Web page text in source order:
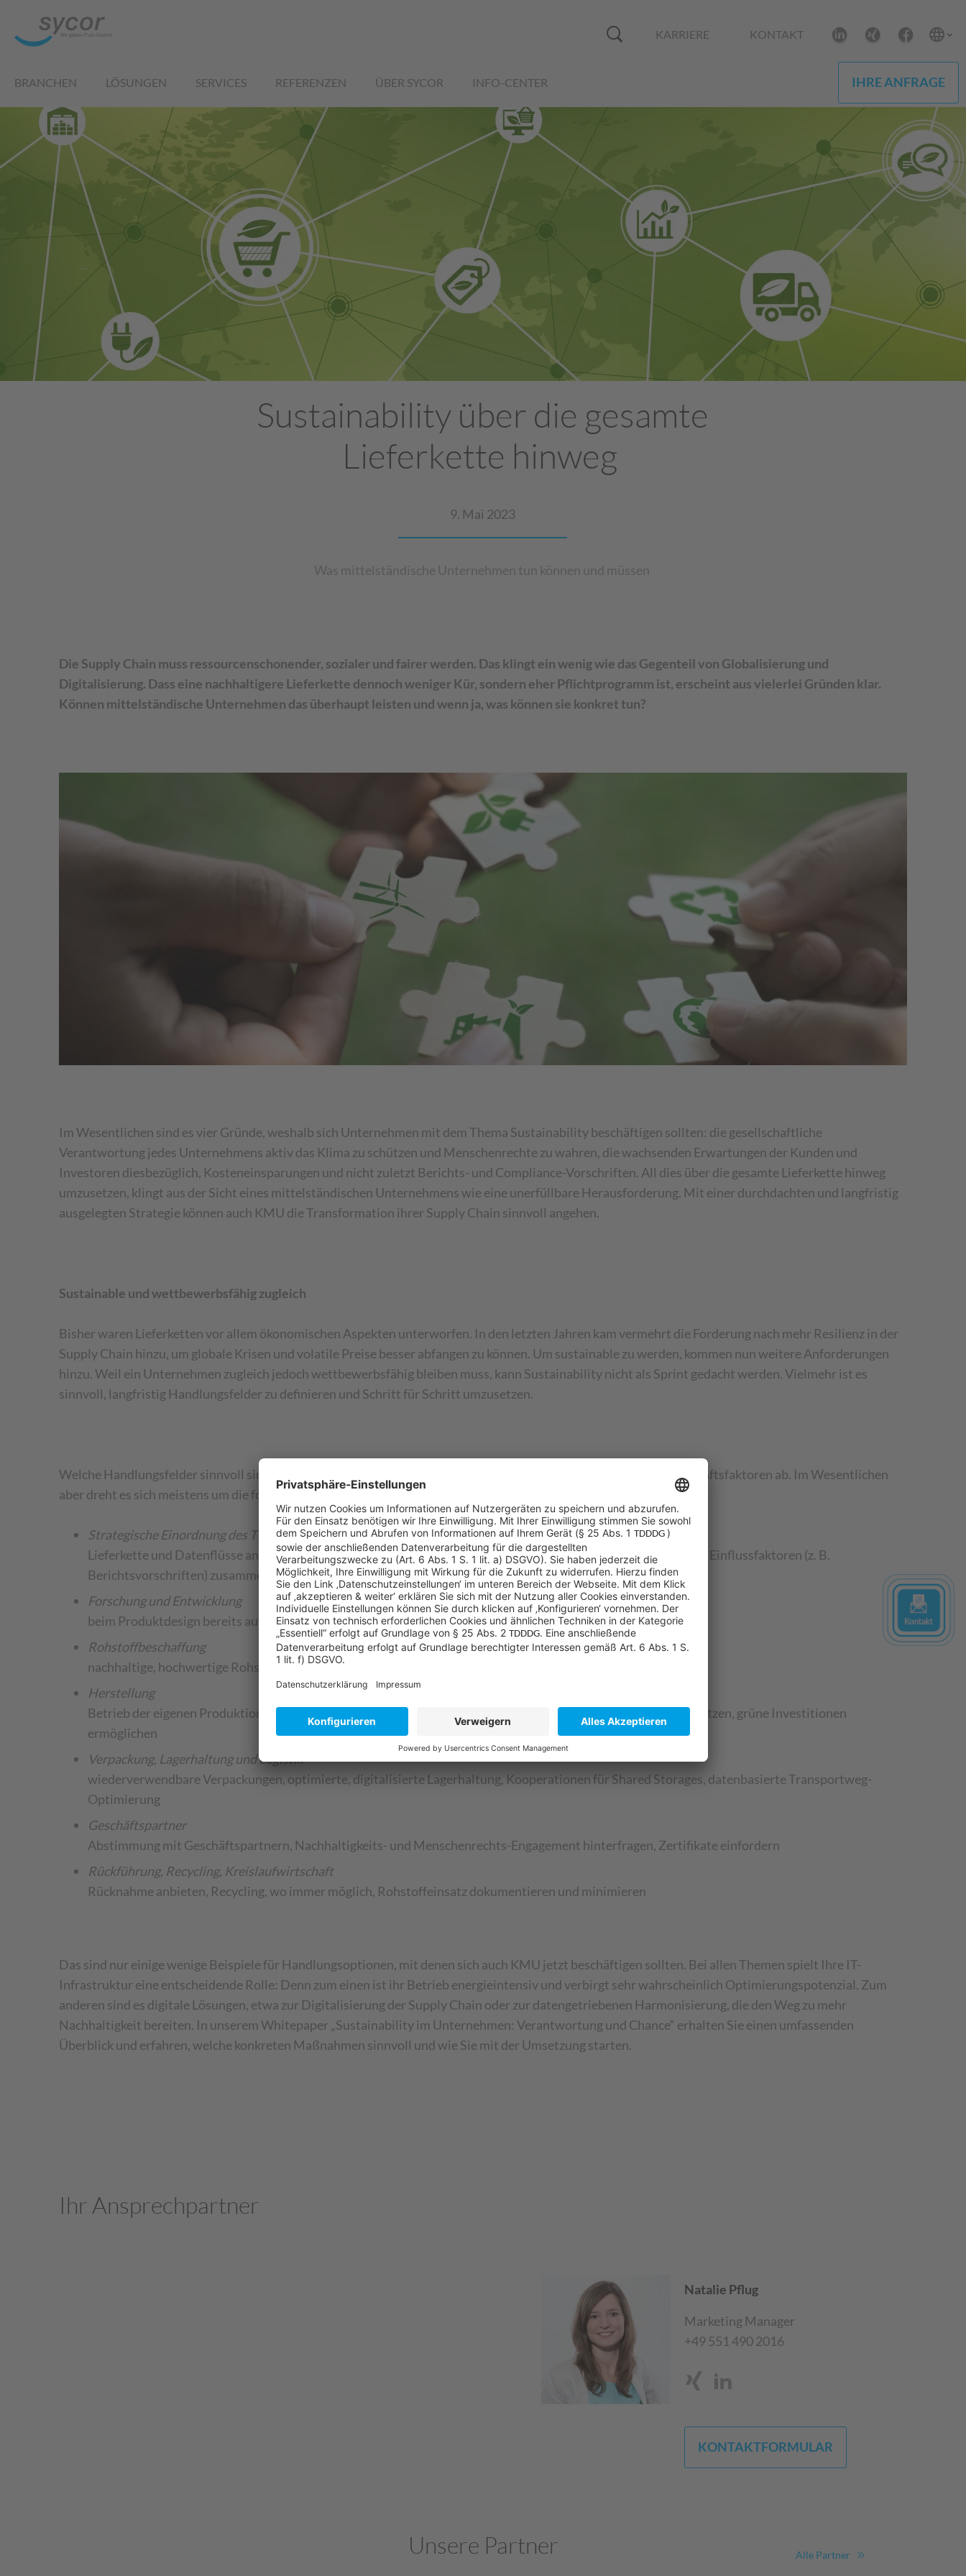
KARRIERE KONTAKT
BRANCHEN LÖSUNGEN SERVICES REFERENZEN ÜBER SYCOR INFO-CENTER IHRE ANFRAGE
Sustainability über die gesamte
Lieferkette hinweg
9. Mai 2023
Was mittelständische Unternehmen tun können und müssen
Die Supply Chain muss ressourcenschonender, sozialer und fairer werden. Das klingt ein wenig wie das Gegenteil von Globalisierung und
Digitalisierung. Dass eine nachhaltigere Lieferkette dennoch weniger Kür, sondern eher Pflichtprogramm ist, erscheint aus vielerlei Gründen klar.
Können mittelständische Unternehmen das überhaupt leisten und wenn ja, was können sie konkret tun?
Im Wesentlichen sind es vier Gründe, weshalb sich Unternehmen mit dem Thema Sustainability beschäftigen sollten: die gesellschaftliche
Verantwortung jedes Unternehmens aktiv das Klima zu schützen und Menschenrechte zu wahren, die wachsenden Erwartungen der Kunden und
Investoren diesbezüglich, Kosteneinsparungen und nicht zuletzt Berichts- und Compliance-Vorschriften. All dies über die gesamte Lieferkette hinweg
umzusetzen, klingt aus der Sicht eines mittelständischen Unternehmens wie eine unerfüllbare Herausforderung. Mit einer durchdachten und langfristig
ausgelegten Strategie können auch KMU die Transformation ihrer Supply Chain sinnvoll angehen.
Sustainable und wettbewerbsfähig zugleich
Bisher waren Lieferketten vor allem ökonomischen Aspekten unterworfen. In den letzten Jahren kam vermehrt die Forderung nach mehr Resilienz in der
Supply Chain hinzu, um globale Krisen und volatile Preise besser abfangen zu können. Um sustainable zu werden, kommen nun weitere Anforderungen
hinzu. Weil ein Unternehmen zugleich jedoch wettbewerbsfähig bleiben muss, kann Sustainability nicht als Sprint gedacht werden. Vielmehr ist es
sinnvoll, langfristig Handlungsfelder zu definieren und Schritt für Schritt umzusetzen.
Welche Handlungsfelder sinnvoll sind, hängt natürlich stark von der jeweiligen Branche und den individuellen Geschäftsfaktoren ab. Im Wesentlichen
aber dreht es sich meistens um die folgenden Handlungsfelder und Überlegungen:
Strategische Einordnung des Themas
Lieferkette und Datenflüsse analysieren, Zusammenhänge aufzeigen, Ziele definieren, Umgebungsvariablen und Einflussfaktoren (z. B.
Berichtsvorschriften) zusammentragen und gewichten
Forschung und Entwicklung
beim Produktdesign bereits auf nachhaltigere, langlebigere Materialien und Kreislaufwirtschaft achten
Rohstoffbeschaffung
nachhaltige, hochwertige Rohstoffe von Lieferanten mit Sustainability-Konzept
Herstellung
Betrieb der eigenen Produktion und Infrastruktur auf Energieeffizienz hin prüfen, nachhaltige Energiequellen nutzen, grüne Investitionen
ermöglichen
Verpackung, Lagerhaltung und Logistik
wiederverwendbare Verpackungen, optimierte, digitalisierte Lagerhaltung, Kooperationen für Shared Storages, datenbasierte Transportweg-
Optimierung
Geschäftspartner
Abstimmung mit Geschäftspartnern, Nachhaltigkeits- und Menschenrechts-Engagement hinterfragen, Zertifikate einfordern
Rückführung, Recycling, Kreislaufwirtschaft
Rücknahme anbieten, Recycling, wo immer möglich, Rohstoffeinsatz dokumentieren und minimieren
Das sind nur einige wenige Beispiele für Handlungsoptionen, mit denen sich auch KMU jetzt beschäftigen sollten. Bei allen Themen spielt Ihre IT-
Infrastruktur eine entscheidende Rolle: Denn zum einen ist ihr Betrieb energieintensiv und verbirgt sehr wahrscheinlich Optimierungspotenzial. Zum
anderen sind es digitale Lösungen, etwa zur Digitalisierung der Supply Chain oder zur datengetriebenen Harmonisierung, die den Weg zu mehr
Nachhaltigkeit bereiten. In unserem Whitepaper „Sustainability im Unternehmen: Verantwortung und Chance“ erhalten Sie einen umfassenden
Überblick und erfahren, welche konkreten Maßnahmen sinnvoll und wie Sie mit der Umsetzung starten.
Ihr Ansprechpartner
Natalie Pflug
Marketing Manager
+49 551 490 2016
KONTAKTFORMULAR
Unsere Partner Alle Partner